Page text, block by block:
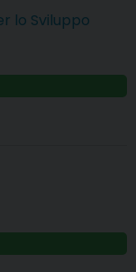
lo Sviluppo